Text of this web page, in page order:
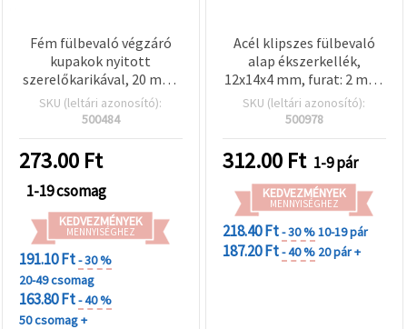
Fém fülbevaló végzáró
kupakok nyitott
szerelőkarikával, 20 mm,
ezüst színű - 20 db
SKU (leltári azonosító):
500484
273.00 Ft
1-19 csomag
KEDVEZMÉNYEK
MENNYISÉGHEZ
191.10 Ft- 30 %
20-49 csomag
163.80 Ft- 40 %
50 csomag +
Acél klipszes fülbevaló
alap ékszerkellék,
12x14x4 mm, furat: 2 mm,
világos arany színű - 1 pár
(2 db)
SKU (leltári azonosító):
500978
312.00 Ft 1-9 pár
KEDVEZMÉNYEK
MENNYISÉGHEZ
218.40 Ft- 30 %10-19 pár
187.20 Ft- 40 % 20 pár +